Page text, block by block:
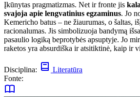
Įkūnytas pragmatizmas. Net ir fronte jis
svajoja apie lengvatinius egzaminus. Jo
Kemericho batus – ne žiaurumas, o šaltas,
racionalumas. Jis simbolizuoja bandymą
pasaulio logiką beprotybės apsuptyje. Jo
raketos yra absurdiška ir atsitiktinė, kaip ir
Disciplina:
Literatūra
Fonte: